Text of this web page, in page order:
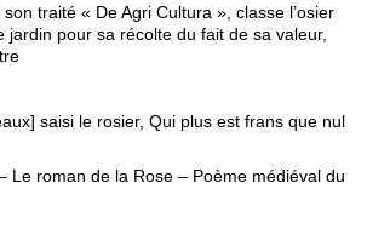
son traité « De Agri Cultura », classe l’osier
jardin pour sa récolte du fait de sa valeur,
saisi le rosier, Qui plus est frans que nul
Le roman de la Rose – Poème médiéval du